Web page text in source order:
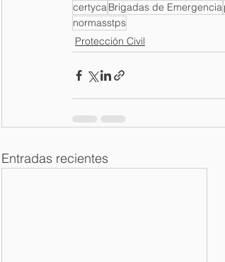
certycaBrigadas de Emergencia
normasstps
Protección Civil
Entradas recientes